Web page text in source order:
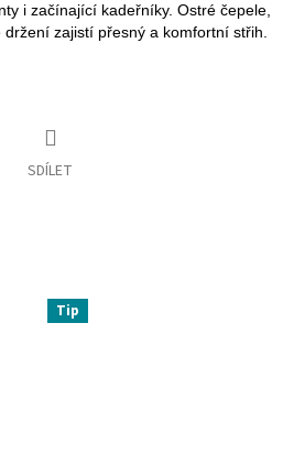
i začínající kadeřníky. Ostré čepele,
zajistí přesný a komfortní střih.
SDÍLET
Tip